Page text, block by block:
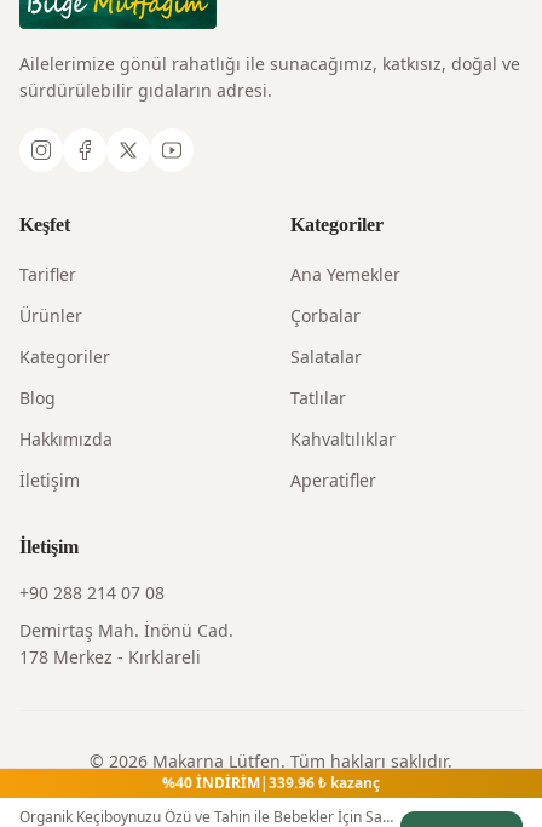
%40İNDİRİM|339.96₺ kazanç
Organik Keçiboynuzu Özü ve Tahin ile Bebekler İçin Sağlıklı Başlangıç Seti
Ailelerimize gönül rahatlığı ile sunacağımız, katkısız, doğal ve
sürdürülebilir gıdaların adresi.
Keşfet
Tarifler
Ürünler
Kategoriler
Blog
Hakkımızda
İletişim
Kategoriler
Ana Yemekler
Çorbalar
Salatalar
Tatlılar
Kahvaltılıklar
Aperatifler
İletişim
+90 288 214 07 08
Demirtaş Mah. İnönü Cad.
178 Merkez - Kırklareli
© 2026 Makarna Lütfen. Tüm hakları saklıdır.
Gizlilik Politikası|Kullanım Şartları|İade Politikası